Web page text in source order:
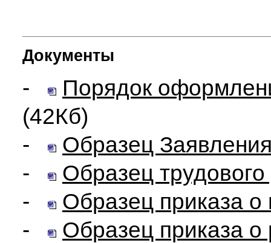
Документы
-
Порядок
(42Кб)
-
Образец
-
Образец
-
Образец приказа
-
Образец приказа о